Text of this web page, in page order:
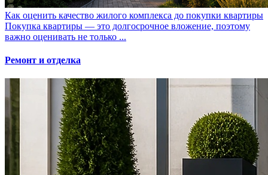
Как оценить качество жилого комплекса до покупки квартиры
Покупка квартиры — это долгосрочное вложение, поэтому
важно оценивать не только ...
Ремонт и отделка